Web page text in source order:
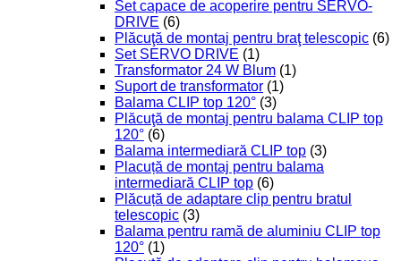
Set capace de acoperire pentru SERVO-
DRIVE (6)
Plăcuţă de montaj pentru braţ telescopic (6)
Set SERVO DRIVE (1)
Transformator 24 W Blum (1)
Suport de transformator (1)
Balama CLIP top 120° (3)
Plăcuţă de montaj pentru balama CLIP top
120° (6)
Balama intermediară CLIP top (3)
Placuță de montaj pentru balama
intermediară CLIP top (6)
Plăcuță de adaptare clip pentru bratul
telescopic (3)
Balama pentru ramă de aluminiu CLIP top
120° (1)